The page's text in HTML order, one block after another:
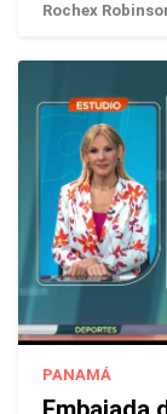
Rochex
PANAMÁ